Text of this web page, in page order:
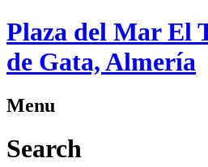
Plaza del Mar El
de Gata, Almería
Menu
Search